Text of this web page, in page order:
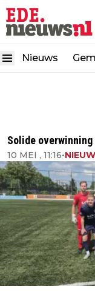
Nieuws
Solide overwinning
10 MEI , 11:16•